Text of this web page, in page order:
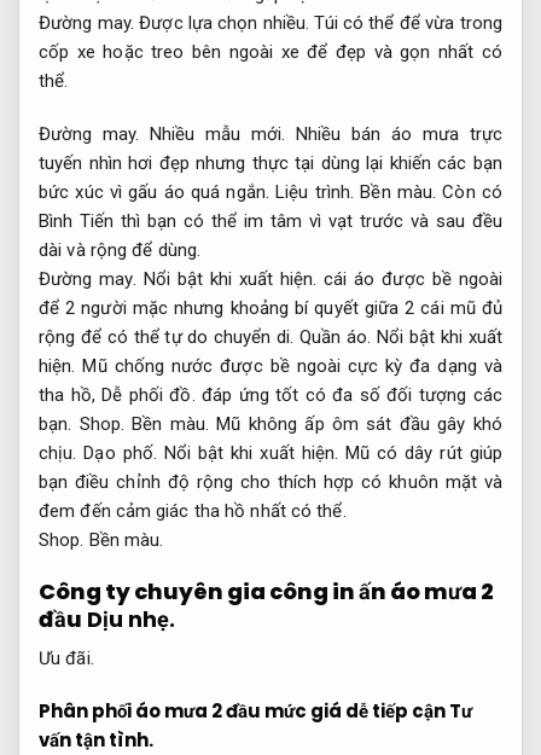
Đường may. Được lựa chọn nhiều. Túi có thể để vừa trong
cốp xe hoặc treo bên ngoài xe để đẹp và gọn nhất có
thể.
Đường may. Nhiều mẫu mới. Nhiều bán áo mưa trực
tuyến nhìn hơi đẹp nhưng thực tại dùng lại khiến các bạn
bức xúc vì gấu áo quá ngắn.Liệu trình. Bền màu. Còn có
Bình Tiến thì bạn có thể im tâm vì vạt trước và sau đều
dài và rộng để dùng.
Đường may. Nổi bật khi xuất hiện. cái áo được bề ngoài
để 2 người mặc nhưng khoảng bí quyết giữa 2 cái mũ đủ
rộng để có thể tự do chuyển di.Quần áo. Nổi bật khi xuất
hiện. Mũ chống nước được bề ngoài cực kỳ đa dạng và
tha hồ,Dễ phối đồ. đáp ứng tốt có đa số đối tượng các
bạn. Shop. Bền màu. Mũ không ấp ôm sát đầu gây khó
chịu.Dạo phố. Nổi bật khi xuất hiện. Mũ có dây rút giúp
bạn điều chỉnh độ rộng cho thích hợp có khuôn mặt và
đem đến cảm giác tha hồ nhất có thể.
Shop. Bền màu.
Công ty chuyên gia công in ấn áo mưa 2
đầu Dịu nhẹ.
Ưu đãi.
Phân phối áo mưa 2 đầu mức giá dễ tiếp cậnTư
vấn tận tình.